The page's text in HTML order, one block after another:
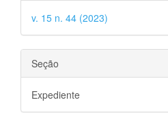
v. 15 n. 44 (2023)
Seção
Expediente